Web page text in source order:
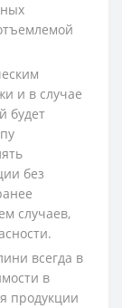
и в случае
будет
без
случаев,
всегда в
в
продукции